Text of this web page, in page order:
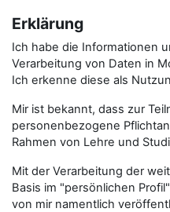
Erklärung
Ich habe die Informationen
Verarbeitung von Daten in
Ich erkenne diese als
Mir ist bekannt, dass zur
personenbezogene
Rahmen von Lehre und
Mit der Verarbeitung der
Basis im "persönlichen
von mir namentlich